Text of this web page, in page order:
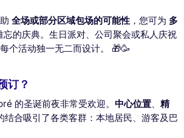
全场或部分区域包场的可能性 ，您可为 多
忘的庆典。生日派对、公司聚会或私人庆祝
个活动独一无二而设计。 🎁🥳
订？
的圣诞前夜非常受欢迎。 中心位置、 精
结合吸引了各类客群：本地居民、游客及巴